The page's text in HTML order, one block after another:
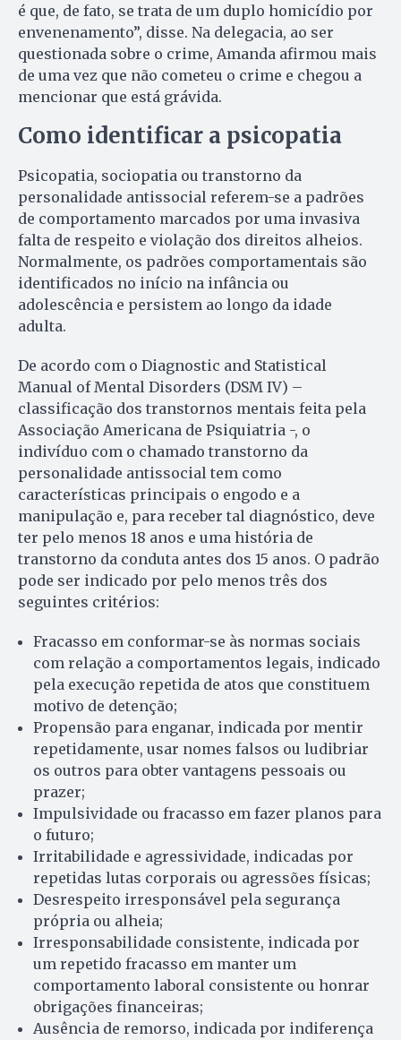
é que, de fato, se trata de um duplo homicídio por
envenenamento”, disse. Na delegacia, ao ser
questionada sobre o crime, Amanda afirmou mais
de uma vez que não cometeu o crime e chegou a
mencionar que está grávida.
Como identificar a psicopatia
Psicopatia, sociopatia ou transtorno da
personalidade antissocial referem-se a padrões
de comportamento marcados por uma invasiva
falta de respeito e violação dos direitos alheios.
Normalmente, os padrões comportamentais são
identificados no início na infância ou
adolescência e persistem ao longo da idade
adulta.
De acordo com o Diagnostic and Statistical
Manual of Mental Disorders (DSM IV) –
classificação dos transtornos mentais feita pela
Associação Americana de Psiquiatria -, o
indivíduo com o chamado transtorno da
personalidade antissocial tem como
características principais o engodo e a
manipulação e, para receber tal diagnóstico, deve
ter pelo menos 18 anos e uma história de
transtorno da conduta antes dos 15 anos. O padrão
pode ser indicado por pelo menos três dos
seguintes critérios:
Fracasso em conformar-se às normas sociais
com relação a comportamentos legais, indicado
pela execução repetida de atos que constituem
motivo de detenção;
Propensão para enganar, indicada por mentir
repetidamente, usar nomes falsos ou ludibriar
os outros para obter vantagens pessoais ou
prazer;
Impulsividade ou fracasso em fazer planos para
o futuro;
Irritabilidade e agressividade, indicadas por
repetidas lutas corporais ou agressões físicas;
Desrespeito irresponsável pela segurança
própria ou alheia;
Irresponsabilidade consistente, indicada por
um repetido fracasso em manter um
comportamento laboral consistente ou honrar
obrigações financeiras;
Ausência de remorso, indicada por indiferença